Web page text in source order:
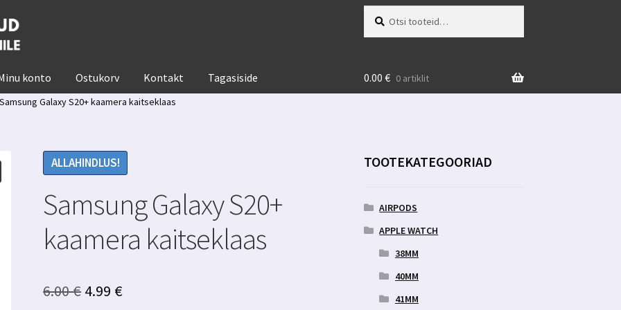
konto Ostukorv Kontakt Tagasiside 0.00 € 0 artiklit
Samsung Galaxy S20+ kaamera kaitseklaas
ALLAHINDLUS!
Samsung Galaxy S20+
kaamera kaitseklaas
6.00€ Algne
4.99 €Praegune
TOOTEKATEGOORIAD
AIRPODS
APPLE WATCH
38MM
40MM
41MM